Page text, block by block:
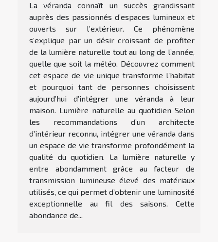
La véranda connaît un succès grandissant
auprès des passionnés d’espaces lumineux et
ouverts sur l’extérieur. Ce phénomène
s’explique par un désir croissant de profiter
de la lumière naturelle tout au long de l’année,
quelle que soit la météo. Découvrez comment
cet espace de vie unique transforme l’habitat
et pourquoi tant de personnes choisissent
aujourd’hui d’intégrer une véranda à leur
maison. Lumière naturelle au quotidien Selon
les recommandations d’un architecte
d’intérieur reconnu, intégrer une véranda dans
un espace de vie transforme profondément la
qualité du quotidien. La lumière naturelle y
entre abondamment grâce au facteur de
transmission lumineuse élevé des matériaux
utilisés, ce qui permet d’obtenir une luminosité
exceptionnelle au fil des saisons. Cette
abondance de...